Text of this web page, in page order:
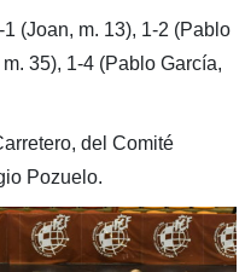
(Joan, m. 13), 1-2 (Pablo
35), 1-4 (Pablo García,
del Comité
Pozuelo.